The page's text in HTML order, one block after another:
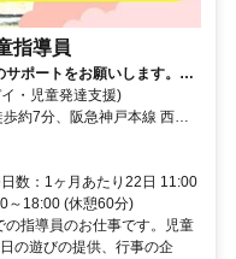
指導員
ポートをお願いします。＞
ビスをお手伝いいただきま
・児童発達支援)
約7分、阪急神戸本線 西宮
南西口徒歩約7分 阪急各線
数：1ヶ月あたり22日 11:00
～18:00 (休憩60分)
指導員のお仕事です。児童
の遊びの提供、行事の企